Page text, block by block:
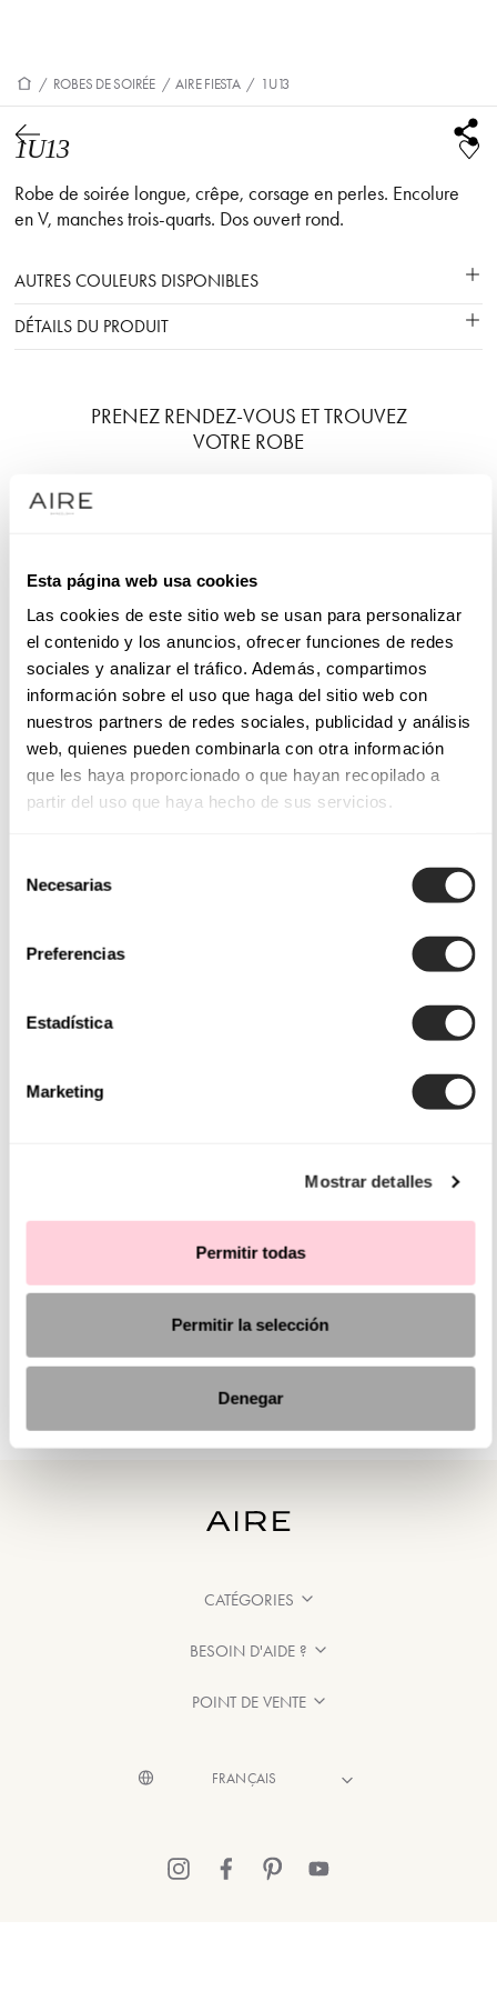
Esta página web usa cookies
Las cookies de este sitio web se usan para personalizar
el contenido y los anuncios, ofrecer funciones de redes
sociales y analizar el tráfico. Además, compartimos
información sobre el uso que haga del sitio web con
nuestros partners de redes sociales, publicidad y análisis
web, quienes pueden combinarla con otra información
que les haya proporcionado o que hayan recopilado a
partir del uso que haya hecho de sus servicios.
Necesarias
Preferencias
Estadística
Marketing
Mostrar detalles
Permitir todas
Permitir la selección
Denegar
/ ROBES DE SOIRÉE / AIRE FIESTA / 1U13
1U13
Robe de soirée longue, crêpe, corsage en perles. Encolure
en V, manches trois-quarts. Dos ouvert rond.
AUTRES COULEURS DISPONIBLES
DÉTAILS DU PRODUIT
PRENEZ RENDEZ-VOUS ET TROUVEZ
VOTRE ROBE
CATÉGORIES
BESOIN D'AIDE ?
POINT DE VENTE